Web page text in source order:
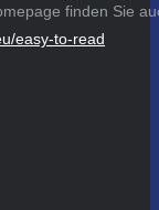
finden Sie
easy-to-read